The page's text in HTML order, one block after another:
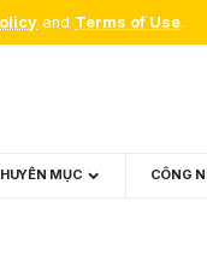
and Terms of Use.
MỤC CÔNG